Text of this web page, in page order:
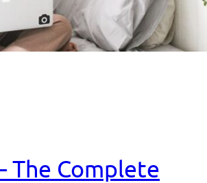
The Complete